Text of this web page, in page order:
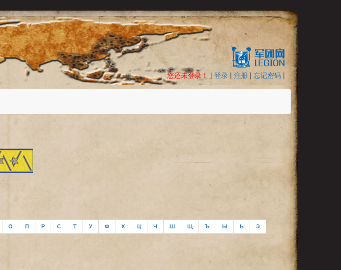
您还未登录！ | 登录 | 注册 | 忘记密码 |
О П Р С Т У Ф Х Ц Ч Ш Щ Ъ Ы Ь Э